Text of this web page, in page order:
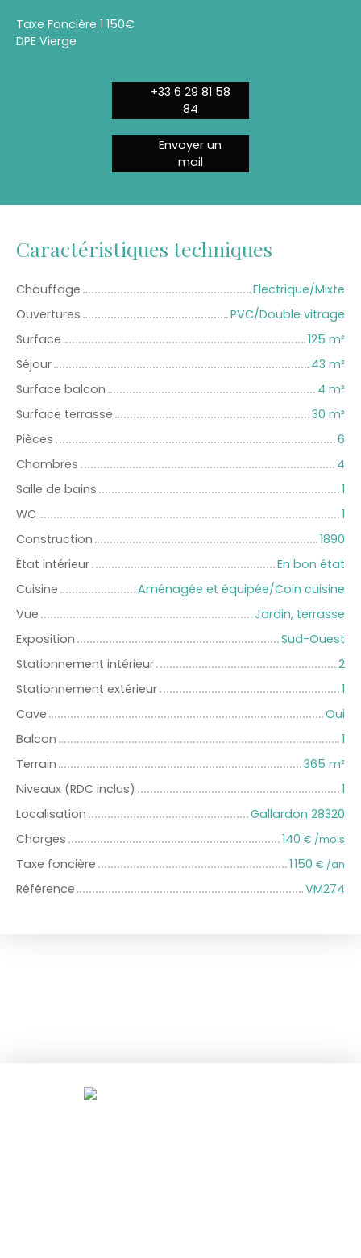
Taxe Foncière 1 150€
DPE Vierge
+33 6 29 81 58
84
Envoyer un
mail
Caractéristiques techniques
Chauffage
Electrique/Mixte
Ouvertures
PVC/Double vitrage
Surface
125 m²
Séjour
43 m²
Surface balcon
4 m²
Surface terrasse
30 m²
Pièces
6
Chambres
4
Salle de bains
1
WC
1
Construction
1890
État intérieur
En bon état
Cuisine
Aménagée et équipée/Coin cuisine
Vue
Jardin, terrasse
Exposition
Sud-Ouest
Stationnement intérieur
2
Stationnement extérieur
1
Cave
Oui
Balcon
1
Terrain
365 m²
Niveaux (RDC inclus)
1
Localisation
Gallardon 28320
Charges
140 € /mois
Taxe foncière 1 150 € /an
Référence VM274